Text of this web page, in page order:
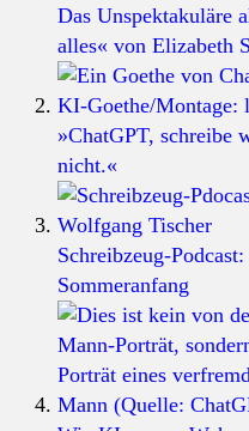
Das Unspektakuläre
alles« von Elizabeth
»ChatGPT, schreibe
nicht.«
Schreibzeug-
Sommeranfang